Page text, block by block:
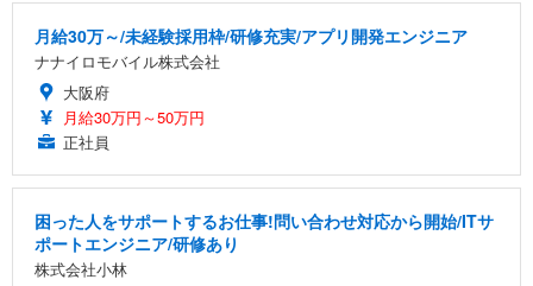
月給30万～/未経験採用枠/研修充実/アプリ開発エンジニア
ナナイロモバイル株式会社
大阪府
月給30万円～50万円
正社員
困った人をサポートするお仕事!問い合わせ対応から開始/ITサ
ポートエンジニア/研修あり
株式会社小林